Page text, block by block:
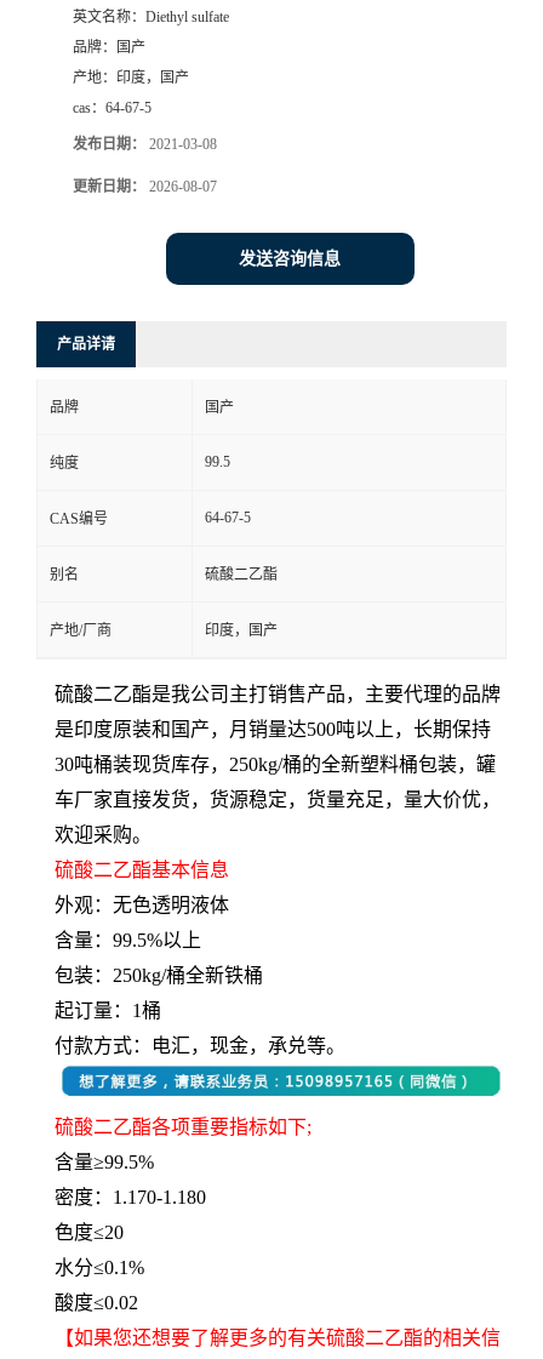
英文名称： Diethyl sulfate
品牌：
国产
产地： 印度，国产
cas： 64-67-5
发布日期： 2021-03-08
更新日期： 2026-08-07
发送咨询信息
产品详请
品牌 国产
纯度 99.5
CAS编号 64-67-5
别名 硫酸二乙酯
产地/厂商 印度，国产
硫酸二乙酯是我公司主打销售产品，主要代理的品牌
是印度原装和国产，月销量达500吨以上，长期保持
30吨桶装现货库存，250kg/桶的全新塑料桶包装，罐
车厂家直接发货，货源稳定，货量充足，量大价优，
欢迎采购。
硫酸二乙酯基本信息
外观：无色透明液体
含量：99.5%以上
包装：250kg/桶全新铁桶
起订量：1桶
付款方式：电汇，现金，承兑等。
硫酸二乙酯各项重要指标如下;
含量≥99.5%
密度：1.170-1.180
色度≤20
水分≤0.1%
酸度≤0.02
【如果您还想要了解更多的有关硫酸二乙酯的相关信